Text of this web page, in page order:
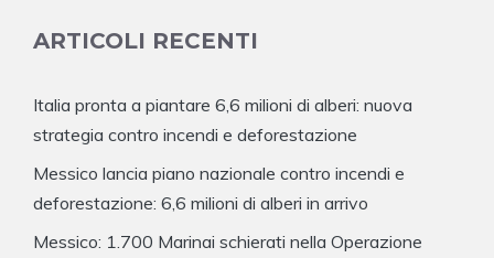
ARTICOLI RECENTI
Italia pronta a piantare 6,6 milioni di alberi: nuova
strategia contro incendi e deforestazione
Messico lancia piano nazionale contro incendi e
deforestazione: 6,6 milioni di alberi in arrivo
Messico: 1.700 Marinai schierati nella Operazione